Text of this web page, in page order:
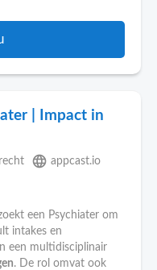
| Impact in
language appcast.io
een Psychiater om
intakes en
een multidisciplinair
. De rol omvat ook